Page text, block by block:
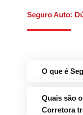
Seguro Auto:
O que é
Quais são
Corretora